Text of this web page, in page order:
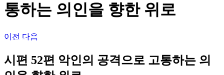
통하는 의인을 향한 위로
이전 다음
시편 52편 악인의 공격으로 고통하는 의